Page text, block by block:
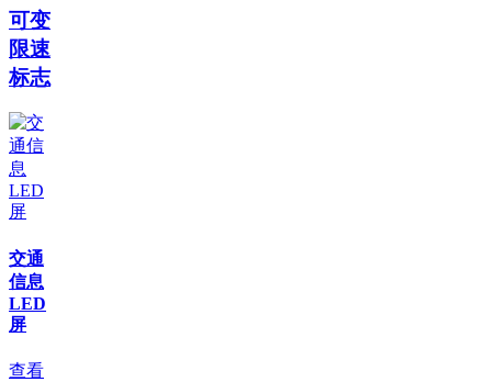
可变
限速
标志
交通
信息
LED
屏
查看